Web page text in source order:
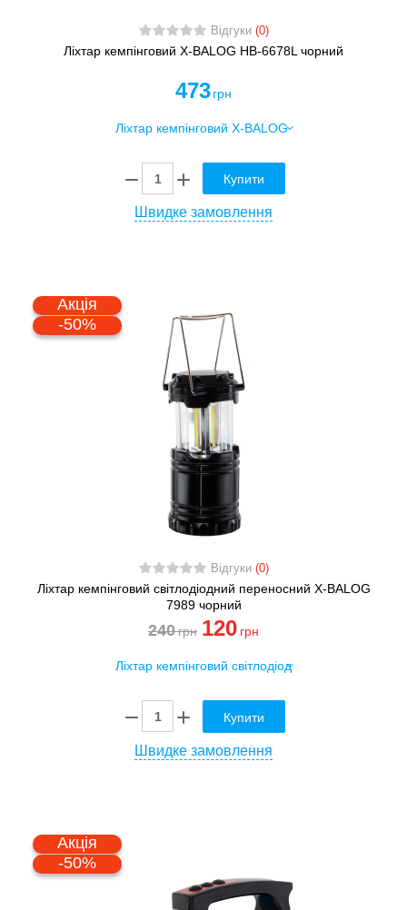
Відгуки (0)
Ліхтар кемпінговий X-BALOG HB-6678L чорний
473 грн
Купити
Швидке замовлення
Акція
-50%
Відгуки (0)
Ліхтар кемпінговий світлодіодний переносний X-BALOG
7989 чорний
240грн 120 грн
Купити
Швидке замовлення
Акція
-50%